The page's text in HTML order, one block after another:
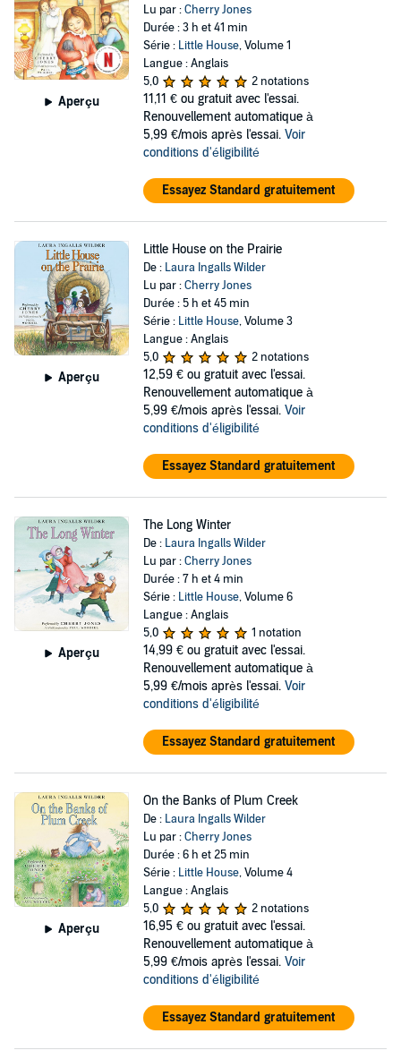
Aperçu
Lu par :Cherry Jones
Durée : 3 h et 41 min
Série : Little House, Volume 1
Langue : Anglais
5,0
2 notations
11,11 € ou gratuit avec l'essai.
Renouvellement automatique à
5,99 €/mois après l'essai. Voir
conditions d'éligibilité
Essayez Standard gratuitement
Aperçu
Little House on the Prairie
De : Laura Ingalls Wilder
Lu par :Cherry Jones
Durée : 5 h et 45 min
Série : Little House, Volume 3
Langue : Anglais
5,0
2 notations
12,59 € ou gratuit avec l'essai.
Renouvellement automatique à
5,99 €/mois après l'essai. Voir
conditions d'éligibilité
Essayez Standard gratuitement
Aperçu
The Long Winter
De : Laura Ingalls Wilder
Lu par :Cherry Jones
Durée : 7 h et 4 min
Série : Little House, Volume 6
Langue : Anglais
5,0
1 notation
14,99 € ou gratuit avec l'essai.
Renouvellement automatique à
5,99 €/mois après l'essai. Voir
conditions d'éligibilité
Essayez Standard gratuitement
Aperçu
On the Banks of Plum Creek
De : Laura Ingalls Wilder
Lu par :Cherry Jones
Durée : 6 h et 25 min
Série : Little House, Volume 4
Langue : Anglais
5,0
2 notations
16,95 € ou gratuit avec l'essai.
Renouvellement automatique à
5,99 €/mois après l'essai. Voir
conditions d'éligibilité
Essayez Standard gratuitement